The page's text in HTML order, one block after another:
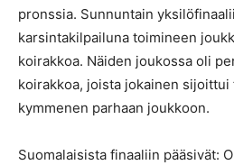
pronssia. Sunnuntain
karsintakilpailuna toimineen
koirakkoa. Näiden joukossa oli
koirakkoa, joista jokainen
kymmenen parhaan joukkoon.
Suomalaisista finaaliin pääsivät: